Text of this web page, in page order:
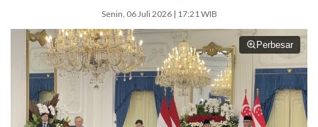
Senin, 06 Juli 2026 | 17:21 WIB
Perbesar